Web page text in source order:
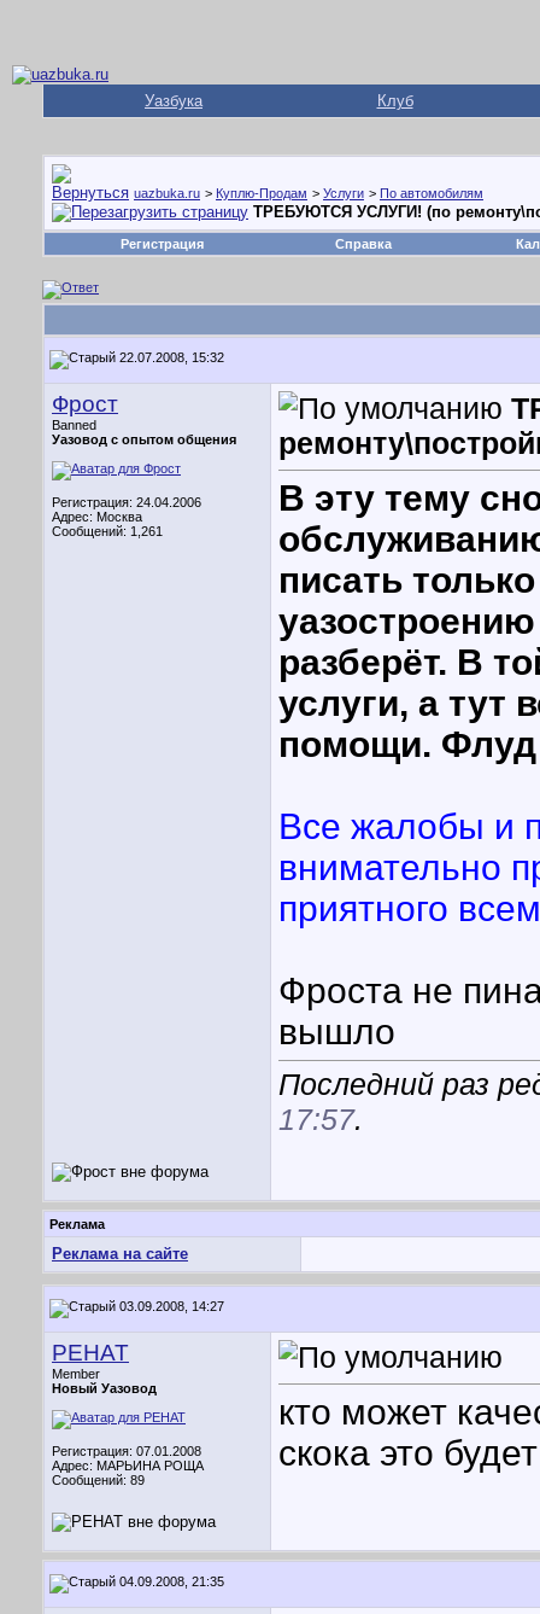
Уазбука Клуб
uazbuka.ru > Куплю-Продам > Услуги > По автомобилям
ТРЕБУЮТСЯ УСЛУГИ! (по
Регистрация Справка
22.07.2008, 15:32
Фрост
Banned
Уазовод с опытом общения
Регистрация: 24.04.2006
Адрес: Москва
Сообщений: 1,261
В эту тему
писать
разберёт. В
услуги, а тут
помощи. Флуд
Все жалобы и
внимательно
приятного
Фроста не
вышло
Последний раз
17:57.
Реклама
Реклама на сайте
03.09.2008, 14:27
PEHAT
Member
Новый Уазовод
Регистрация: 07.01.2008
Адрес: МАРЬИНА РОЩА
Сообщений: 89
кто может
скока это
04.09.2008, 21:35